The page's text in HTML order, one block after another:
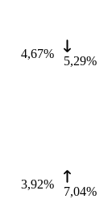
4,67%
5,29%
3,92%
7,04%